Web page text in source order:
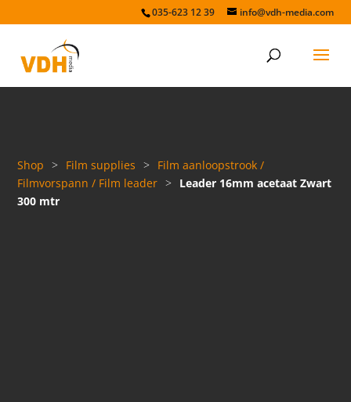
035-623 12 39 info@vdh-media.com
Shop > Film supplies > Film aanloopstrook /
Filmvorspann / Film leader > Leader 16mm acetaat Zwart
300 mtr